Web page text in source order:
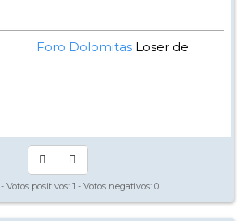
Foro DolomitasLoser de
- Votos positivos: 1 - Votos negativos: 0